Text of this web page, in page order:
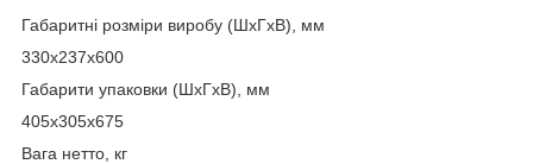
Габаритні розміри виробу (ШхГхВ), мм
330х237х600
Габарити упаковки (ШхГхВ), мм
405х305х675
Вага нетто, кг